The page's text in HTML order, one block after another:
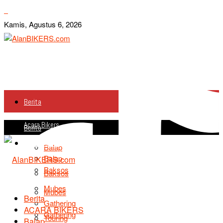
Kamis, Agustus 6, 2026
Berita
Acara Bikers
Balap
Baksos
Mubes
Gathering
Berita
Acara Bikers
Balap
Baksos
Mubes
Gathering
Touring
Berita
ACARA BIKERS